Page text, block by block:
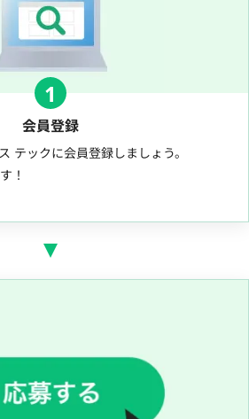
1
会員登録
テックに会員登録しましょう。
！